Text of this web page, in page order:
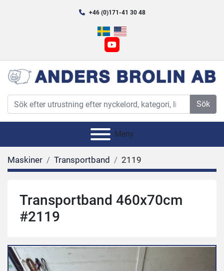
+46 (0)171-41 30 48
youtube
Sök
Meny
Maskiner Transportband 2119
Transportband 460x70cm
#2119